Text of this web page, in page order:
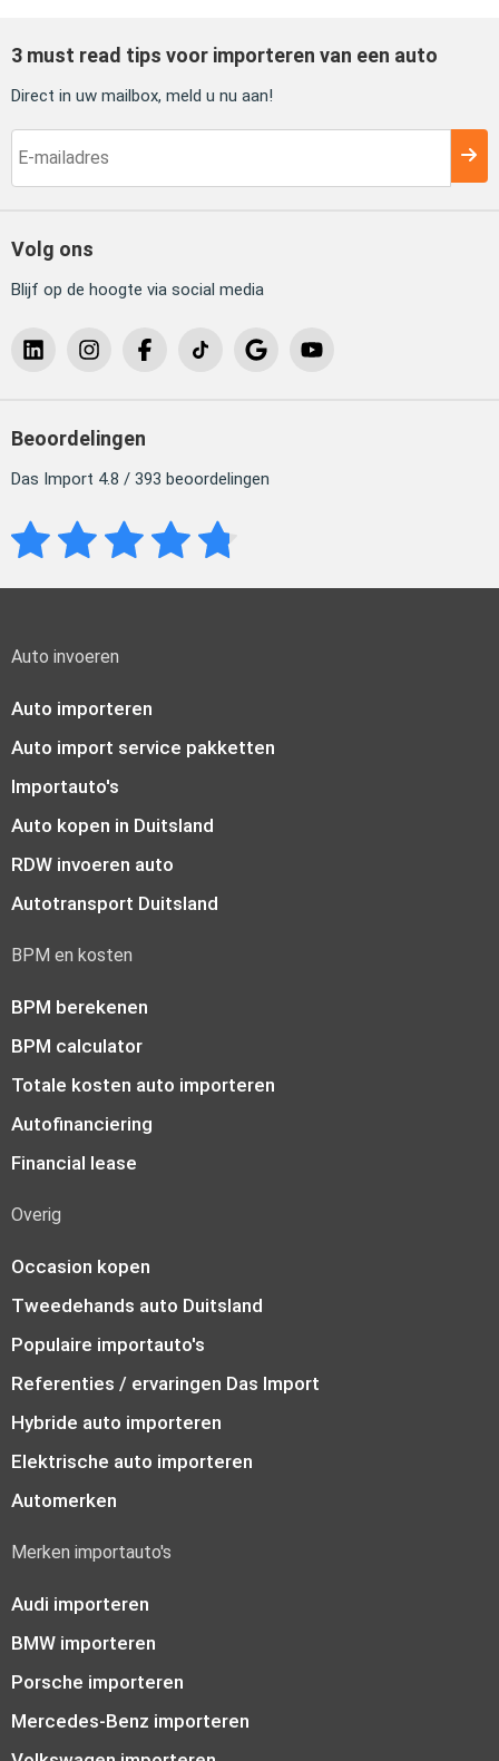
3 must read tips voor importeren van een auto
Direct in uw mailbox, meld u nu aan!
Volg ons
Blijf op de hoogte via social media
Beoordelingen
Das Import 4.8 / 393 beoordelingen
Auto invoeren
Auto importeren
Auto import service pakketten
Importauto's
Auto kopen in Duitsland
RDW invoeren auto
Autotransport Duitsland
BPM en kosten
BPM berekenen
BPM calculator
Totale kosten auto importeren
Autofinanciering
Financial lease
Overig
Occasion kopen
Tweedehands auto Duitsland
Populaire importauto's
Referenties / ervaringen Das Import
Hybride auto importeren
Elektrische auto importeren
Automerken
Merken importauto's
Audi importeren
BMW importeren
Porsche importeren
Mercedes-Benz importeren